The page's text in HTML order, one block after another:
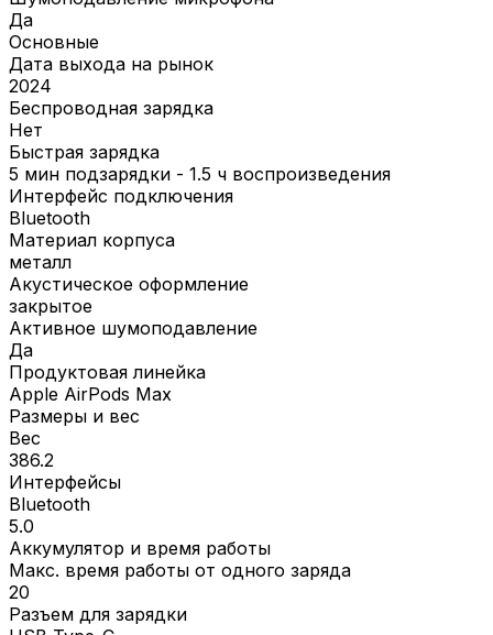
Да
Основные
Дата выхода на рынок
2024
Беспроводная зарядка
Нет
Быстрая зарядка
5 мин подзарядки - 1.5 ч воспроизведения
Интерфейс подключения
Bluetooth
Материал корпуса
металл
Акустическое оформление
закрытое
Активное шумоподавление
Да
Продуктовая линейка
Apple AirPods Max
Размеры и вес
Вес
386.2
Интерфейсы
Bluetooth
5.0
Аккумулятор и время работы
Макс. время работы от одного заряда
20
Разъем для зарядки